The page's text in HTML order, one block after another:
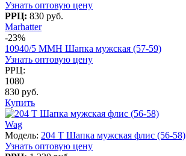
Узнать оптовую цену
РРЦ: 830 руб.
Marhatter
-23%
10940/5 MMH Шапка мужская (57-59)
Узнать оптовую цену
РРЦ:
1080
830 руб.
Купить
Wag
Модель: 204 T Шапка мужская флис (56-58)
Узнать оптовую цену